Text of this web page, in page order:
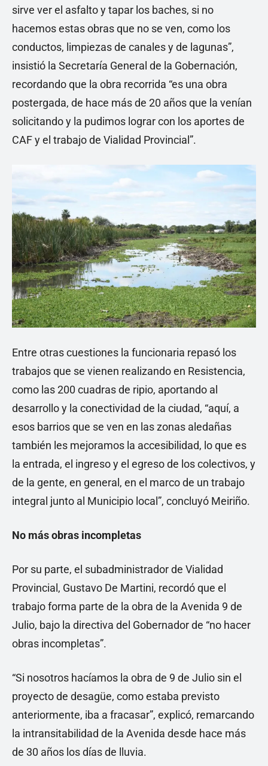
sirve ver el asfalto y tapar los baches, si no
hacemos estas obras que no se ven, como los
conductos, limpiezas de canales y de lagunas”,
insistió la Secretaría General de la Gobernación,
recordando que la obra recorrida “es una obra
postergada, de hace más de 20 años que la venían
solicitando y la pudimos lograr con los aportes de
CAF y el trabajo de Vialidad Provincial”.
Entre otras cuestiones la funcionaria repasó los
trabajos que se vienen realizando en Resistencia,
como las 200 cuadras de ripio, aportando al
desarrollo y la conectividad de la ciudad, “aquí, a
esos barrios que se ven en las zonas aledañas
también les mejoramos la accesibilidad, lo que es
la entrada, el ingreso y el egreso de los colectivos, y
de la gente, en general, en el marco de un trabajo
integral junto al Municipio local”, concluyó Meiriño.
No más obras incompletas
Por su parte, el subadministrador de Vialidad
Provincial, Gustavo De Martini, recordó que el
trabajo forma parte de la obra de la Avenida 9 de
Julio, bajo la directiva del Gobernador de “no hacer
obras incompletas”.
“Si nosotros hacíamos la obra de 9 de Julio sin el
proyecto de desagüe, como estaba previsto
anteriormente, iba a fracasar”, explicó, remarcando
la intransitabilidad de la Avenida desde hace más
de 30 años los días de lluvia.